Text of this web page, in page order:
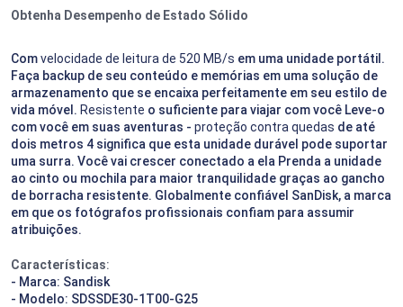
Obtenha Desempenho de Estado Sólido
Comvelocidade de leitura de 520 MB/s em uma unidade portátil.
Faça backup de seu conteúdo e memórias em uma solução de
armazenamento que se encaixa perfeitamente em seu estilo de
vida móvel. Resistente o suficiente para viajar com você Leve-o
com você em suas aventuras - proteção contra quedas de até
dois metros 4 significa que esta unidade durável pode suportar
uma surra. Você vai crescer conectado a ela Prenda a unidade
ao cinto ou mochila para maior tranquilidade graças ao gancho
de borracha resistente. Globalmente confiável SanDisk, a marca
em que os fotógrafos profissionais confiam para assumir
atribuições.
Características:
- Marca: Sandisk
- Modelo: SDSSDE30-1T00-G25